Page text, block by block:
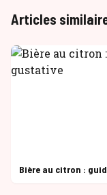
Articles
Bière au citron :